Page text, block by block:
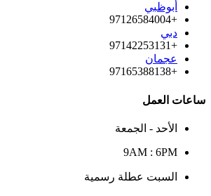
أبوظبي
+97126584004
دبي
+97142253131
عجمان
+97165388138
ساعات العمل
الأحد - الجمعة
9AM : 6PM
السبت عطلة رسمية